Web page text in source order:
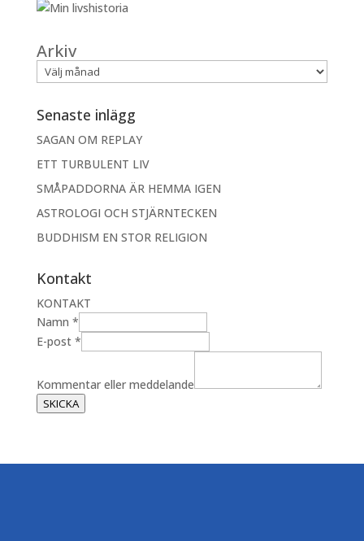
Arkiv
Senaste inlägg
SAGAN OM REPLAY
ETT TURBULENT LIV
SMÅPADDORNA ÄR HEMMA IGEN
ASTROLOGI OCH STJÄRNTECKEN
BUDDHISM EN STOR RELIGION
Kontakt
KONTAKT
K
o
m
e
n
Namn *
E-post *
Kommentar eller meddelande
SKICKA